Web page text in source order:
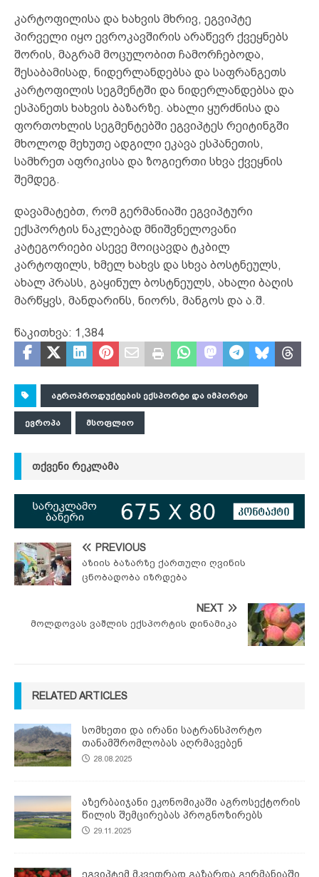
კარტოფილისა და ხახვის მხრივ, ეგვიპტე
პირველი იყო ევროკავშირის არაწევრ ქვეყნებს
შორის, მაგრამ მოცულობით ჩამორჩებოდა,
შესაბამისად, ნიდერლანდებსა და საფრანგეთს
კარტოფილის სეგმენტში და ნიდერლანდებსა და
ესპანეთს ხახვის ბაზარზე. ახალი ყურძნისა და
ფორთოხლის სეგმენტებში ეგვიპტეს რეიტინგში
მხოლოდ მეხუთე ადგილი ეკავა ესპანეთის,
სამხრეთ აფრიკისა და ზოგიერთი სხვა ქვეყნის
შემდეგ.
დავამატებთ, რომ გერმანიაში ეგვიპტური
ექსპორტის ნაკლებად მნიშვნელოვანი
კატეგორიები ასევე მოიცავდა ტკბილ
კარტოფილს, ხმელ ხახვს და სხვა ბოსტნეულს,
ახალ პრასს, გაყინულ ბოსტნეულს, ახალი ბაღის
მარწყვს, მანდარინს, ნიორს, მანგოს და ა.შ.
წაკითხვა: 1,384
ᲐᲒᲠᲝᲞᲠᲝᲓᲣᲥᲢᲔᲑᲘᲡ ᲔᲥᲡᲞᲝᲠᲢᲘ ᲓᲐ ᲘᲛᲞᲝᲠᲢᲘ
ᲔᲕᲠᲝᲞᲐ ᲛᲡᲝᲤᲚᲘᲝ
ᲗᲥᲕᲔᲜᲘ ᲠᲔᲙᲚᲐᲛᲐ
PREVIOUS
აზიის ბაზარზე ქართული ღვინის
ცნობადობა იზრდება
NEXT
მოლდოვას ვაშლის ექსპორტის დინამიკა
RELATED ARTICLES
სომხეთი და ირანი სატრანსპორტო
თანამშრომლობას აღრმავებენ
28.08.2025
აზერბაიჯანი ეკონომიკაში აგროსექტორის
წილის შემცირებას პროგნოზირებს
29.11.2025
ეგვიპტემ მკვეთრად გაზარდა გერმანიაში